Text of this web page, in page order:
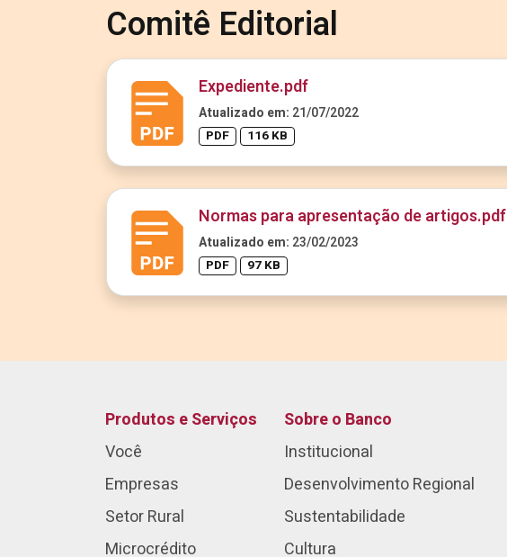
Comitê Editorial
Expediente.pdf
Atualizado em: 21/07/2022
PDF 116 KB
Normas para apresentação de artigos.pdf
Atualizado em: 23/02/2023
PDF 97 KB
Produtos e Serviços
Você
Empresas
Setor Rural
Microcrédito
Sobre o Banco
Institucional
Desenvolvimento Regional
Sustentabilidade
Cultura